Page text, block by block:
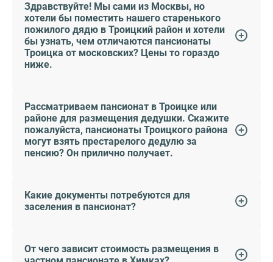
Здравствуйте! Мы сами из Москвы, но
хотели бы поместить нашего старенького
пожилого дядю в Троицкий район и хотели
бы узнать, чем отличаются пансионаты
Троицка от московских? Цены то гораздо
ниже.
Рассматриваем пансионат в Троицке или
районе для размещения дедушки. Скажите
пожалуйста, пансионаты Троицкого района
могут взять престарелого дедулю за
пенсию? Он прилично получает.
Какие документы потребуются для
заселения в пансионат?
От чего зависит стоимость размещения в